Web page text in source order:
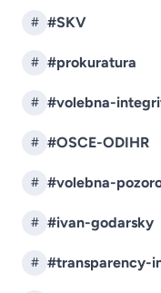
# #SKV
# #prokuratura
# #volebna-
# #OSCE-ODIHR
# #volebna-
# #ivan-godarsky
# #transparency-